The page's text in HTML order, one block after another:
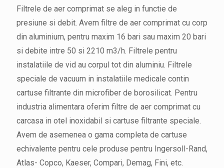
Filtrele de aer comprimat se aleg in functie de
presiune si debit. Avem filtre de aer comprimat cu corp
din aluminium, pentru maxim 16 bari sau maxim 20 bari
si debite intre 50 si 2210 m3/h. Filtrele pentru
instalatiile de vid au corpul tot din aluminiu. Filtrele
speciale de vacuum in instalatiile medicale contin
cartuse filtrante din microfiber de borosilicat. Pentru
industria alimentara oferim filtre de aer comprimat cu
carcasa in otel inoxidabil si cartuse filtrante speciale.
Avem de asemenea o gama completa de cartuse
echivalente pentru cele produse pentru Ingersoll-Rand,
Atlas- Copco, Kaeser, Compari, Demag, Fini, etc.